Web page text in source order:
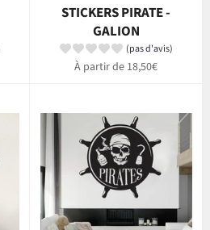
STICKERS PIRATE -
GALION
(pas d'avis)
À partir de 18,50€